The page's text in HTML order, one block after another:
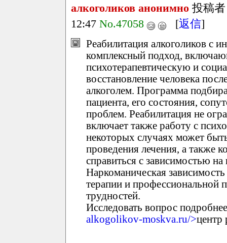
алкоголиков анонимно 投稿
12:47 No.47058 [返信]
Реабилитация алкоголиков с
комплексный подход,
психотерапевтическую и
восстановление человека
алкоголем. Программа
пациента, его состояния,
проблем. Реабилитация не
включает также работу с
некоторых случаях может
проведения лечения, а также
справиться с зависимостью на
Наркоманическая
терапии и профессиональной
трудностей.
Исследовать вопрос
alkogolikov-moskva.ru/>центр